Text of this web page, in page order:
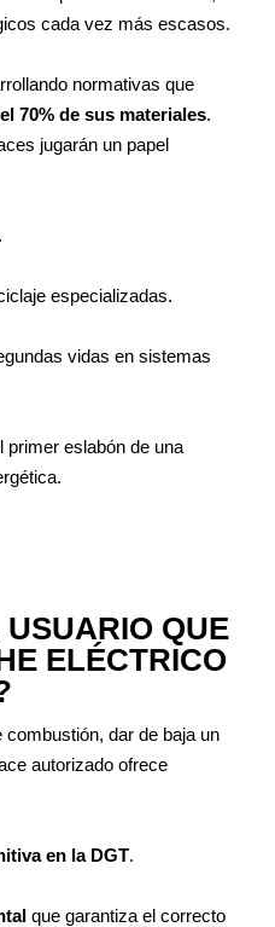
cada vez más escasos.
normativas que
70% de sus materiales.
jugarán un papel
especializadas.
vidas en sistemas
primer eslabón de una
QUE
ELÉCTRICO
dar de baja un
autorizado ofrece
en la DGT.
que garantiza el correcto